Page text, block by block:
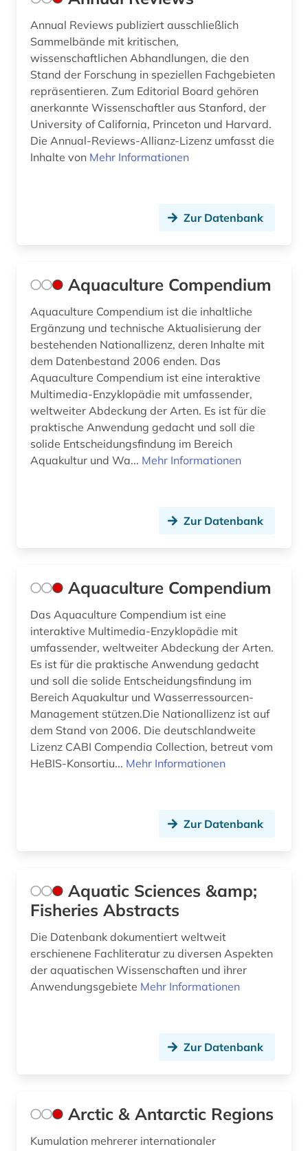
forschungsschiff (1)
forstwissenschaft (1)
fossil (1)
fossilien (2)
fotosammlung (1)
förderpreis für deutsche wissenschaftler im g.
w. leibniz-programm (1)
gauß, carl friedrich | mathematiker; geodät;
astronom; physiker (1)
gefahrstoff (1)
geisteswissenschaft (1)
geisteswissenschaften (10)
generative ki (1)
geochemie (7)
geochronologie (1)
geodaten (1)
geodienst (2)
geodynamik (1)
geodäsie (5)
geogener faktor (1)
geografischer name (1)
geographie (2)
geographische daten (1)
geoinformatik (3)
geoinformationssystem (4)
geoinformationssysteme (1)
geologie bibliographie (1)
geomechanik (1)
geomorphologie (3)
geophysik (16)
Annual Reviews publiziert ausschließlich
Sammelbände mit kritischen,
wissenschaftlichen Abhandlungen, die den
Stand der Forschung in speziellen Fachgebieten
repräsentieren. Zum Editorial Board gehören
anerkannte Wissenschaftler aus Stanford, der
University of California, Princeton und Harvard.
Die Annual-Reviews-Allianz-Lizenz umfasst die
Inhalte von Mehr Informationen
Zur Datenbank
Aquaculture Compendium
Aquaculture Compendium ist die inhaltliche
Ergänzung und technische Aktualisierung der
bestehenden Nationallizenz, deren Inhalte mit
dem Datenbestand 2006 enden. Das
Aquaculture Compendium ist eine interaktive
Multimedia-Enzyklopädie mit umfassender,
weltweiter Abdeckung der Arten. Es ist für die
praktische Anwendung gedacht und soll die
solide Entscheidungsfindung im Bereich
Aquakultur und Wa... Mehr Informationen
Zur Datenbank
Aquaculture Compendium
Das Aquaculture Compendium ist eine
interaktive Multimedia-Enzyklopädie mit
umfassender, weltweiter Abdeckung der Arten.
Es ist für die praktische Anwendung gedacht
und soll die solide Entscheidungsfindung im
Bereich Aquakultur und Wasserressourcen-
Management stützen.Die Nationallizenz ist auf
dem Stand von 2006. Die deutschlandweite
Lizenz CABI Compendia Collection, betreut vom
HeBIS-Konsortiu... Mehr Informationen
Zur Datenbank
Aquatic Sciences &amp;
Fisheries Abstracts
Die Datenbank dokumentiert weltweit
erschienene Fachliteratur zu diversen Aspekten
der aquatischen Wissenschaften und ihrer
Anwendungsgebiete Mehr Informationen
Zur Datenbank
Arctic & Antarctic Regions
Kumulation mehrerer internationaler